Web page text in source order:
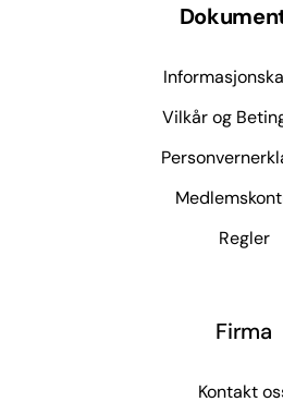
Vilkår og
Regler
Firma
Kontakt